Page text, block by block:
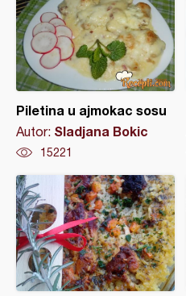
Piletina u ajmokac sosu
Autor: Sladjana Bokic
15221